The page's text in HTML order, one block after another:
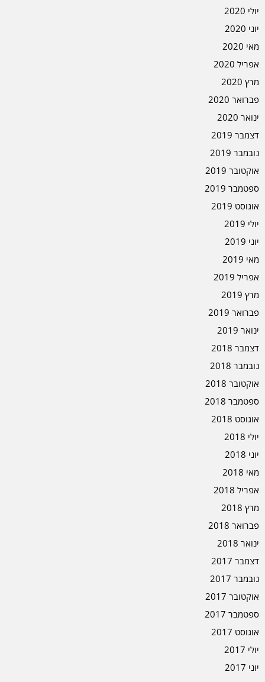
יולי 2020
יוני 2020
מאי 2020
אפריל 2020
מרץ 2020
פברואר 2020
ינואר 2020
דצמבר 2019
נובמבר 2019
אוקטובר 2019
ספטמבר 2019
אוגוסט 2019
יולי 2019
יוני 2019
מאי 2019
אפריל 2019
מרץ 2019
פברואר 2019
ינואר 2019
דצמבר 2018
נובמבר 2018
אוקטובר 2018
ספטמבר 2018
אוגוסט 2018
יולי 2018
יוני 2018
מאי 2018
אפריל 2018
מרץ 2018
פברואר 2018
ינואר 2018
דצמבר 2017
נובמבר 2017
אוקטובר 2017
ספטמבר 2017
אוגוסט 2017
יולי 2017
יוני 2017